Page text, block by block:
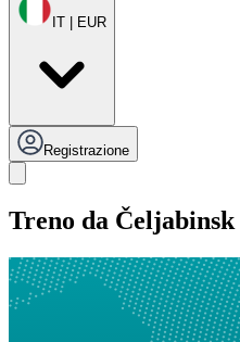
IT | EUR
Registrazione
Treno da